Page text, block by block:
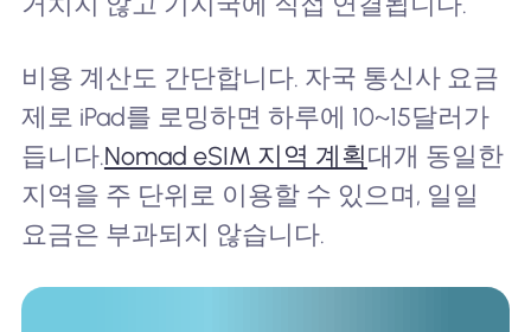
비용 계산도 간단합니다. 자국 통신사 요금
제로 iPad를 로밍하면 하루에 10~15달러가
듭니다.Nomad eSIM 지역 계획대개 동일한
지역을 주 단위로 이용할 수 있으며, 일일
요금은 부과되지 않습니다.